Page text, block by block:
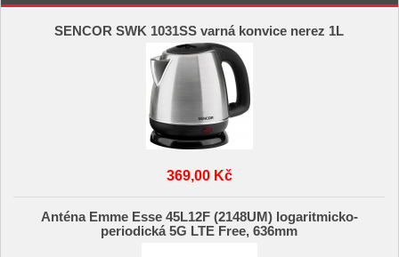
SENCOR SWK 1031SS varná konvice nerez 1L
369,00 Kč
Anténa Emme Esse 45L12F (2148UM) logaritmicko-
periodická 5G LTE Free, 636mm